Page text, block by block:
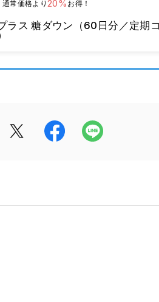
末（5-アミノレブリン酸リン酸塩含有
たり
通常価格より20% お得！
ラス 糖ダウン（60日分／定期コ